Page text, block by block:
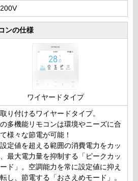
ンの仕様
ワイヤードタイプ
り付けるワイヤードタイプ。
多機能リモコンは環境やニーズに合
様々な節電が可能！
定値を超える範囲の消費電力をカッ
、最大電力量を抑制する「ピークカッ
ード」。空調能力を常に設定値に抑え
し、節電する「おさえめモード」。